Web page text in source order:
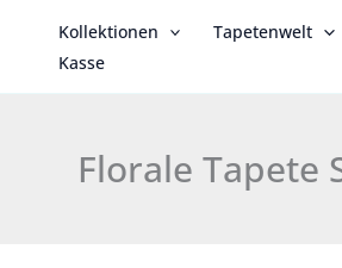
Kollektionen Tapetenwelt
Kasse
Florale Tapete